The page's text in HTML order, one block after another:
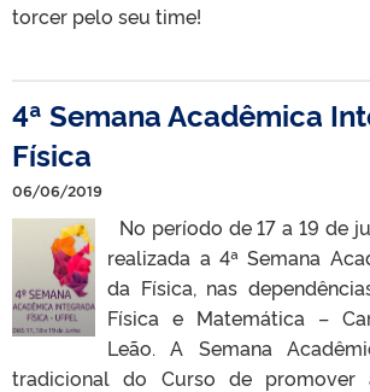
torcer pelo seu time!
4ª Semana Acadêmica
Física
06/06/2019
No período de 17 a 19 de
realizada a 4ª Semana
da Física, nas
Física e Matemática –
Leão. A Semana
tradicional do Curso de promover